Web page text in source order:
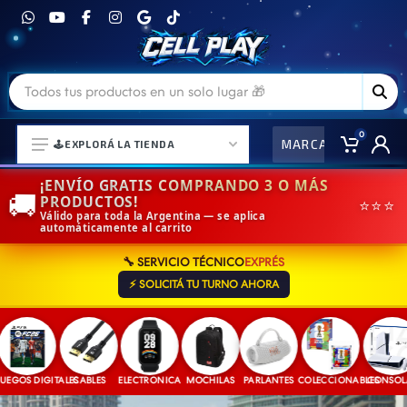
⌚ELECTRONICA Y ACCESORIOS
⛓️ACCESORIOS DE MODA💍
🎒MOCHILAS Y MAS👝
🎧AURICULARES URBANOS🎧
🎮CONSOLAS Y VIDEOJUEGOS
🎵PARLANTES BLUETOOTH🎵
🕹️EXPLORÁ LA TIENDA MARCAS
0
🚚¡ENVÍO GRATIS COMPRANDO 3 O MÁS
PRODUCTOS!
Válido para toda la Argentina — se aplica
automáticamente al carrito
⭐⭐⭐
🔧 SERVICIO TÉCNICOEXPRÉS
⚡ SOLICITÁ TU TURNO AHORA
DIGITALESCABLES ELECTRONICA MOCHILAS PARLANTES COLECCIONABLESCONSOLAS